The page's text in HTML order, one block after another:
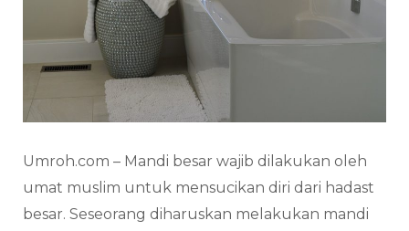
Umroh.com – Mandi besar wajib dilakukan oleh
umat muslim untuk mensucikan diri dari hadast
besar. Seseorang diharuskan melakukan mandi